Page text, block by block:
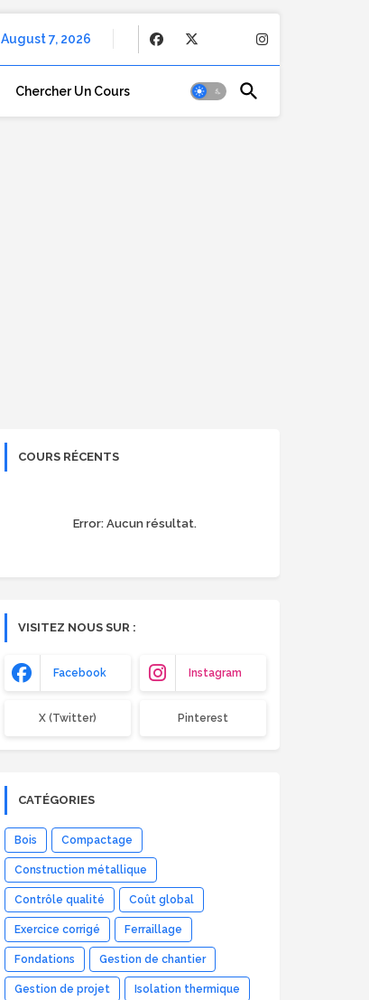
August 7, 2026
Chercher Un Cours
COURS RÉCENTS
Error: Aucun résultat.
VISITEZ NOUS SUR :
Facebook Instagram
X (Twitter) Pinterest
CATÉGORIES
Bois Compactage
Construction métallique
Contrôle qualité Coût global
Exercice corrigé Ferraillage
Fondations Gestion de chantier
Gestion de projet Isolation thermique